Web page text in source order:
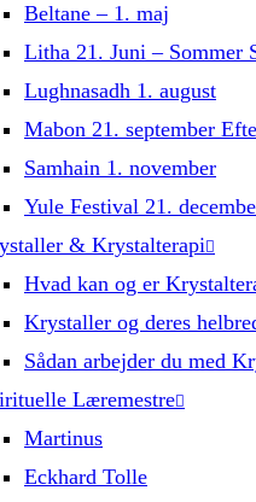
Beltane – 1. maj
Litha 21. Juni – Sommer
Lughnasadh 1. august
Mabon 21. september
Samhain 1. november
Yule Festival 21.
& Krystalterapi
Hvad kan og er
Krystaller og deres
Sådan arbejder du med
Læremestre
Martinus
Eckhard Tolle